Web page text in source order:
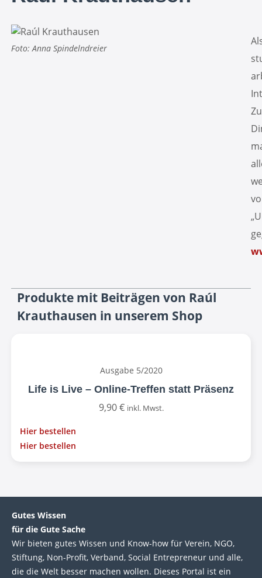
Foto: Anna Spindelndreier
Produkte mit Beiträgen von Raúl
Krauthausen in unserem Shop
Ausgabe 5/2020
Life is Live – Online-Treffen statt Präsenz
9,90€ inkl. Mwst.
Hier bestellen
Hier bestellen
Gutes Wissen
für die Gute Sache
Wir bie­ten gutes Wis­sen und Know-how für Ver­ein, NGO,
Stif­tung, Non-Profit, Ver­band, Social Entre­pre­neur und alle,
die die Welt bes­ser machen wol­len. Die­ses Por­tal ist ein